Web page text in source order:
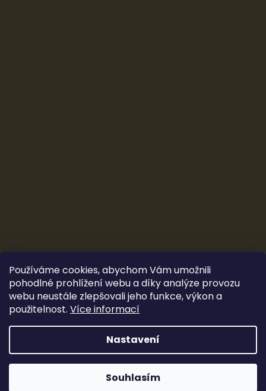
Používáme cookies, abychom Vám umožnili
pohodlné prohlížení webu a díky analýze provozu
webu neustále zlepšovali jeho funkce, výkon a
použitelnost. Více informací
Nastavení
Souhlasím
Vytvořil Shoptet&Ludec
Copyright 2026CarTune Stereo s.r.o.. Všechna práva
vyhrazena.